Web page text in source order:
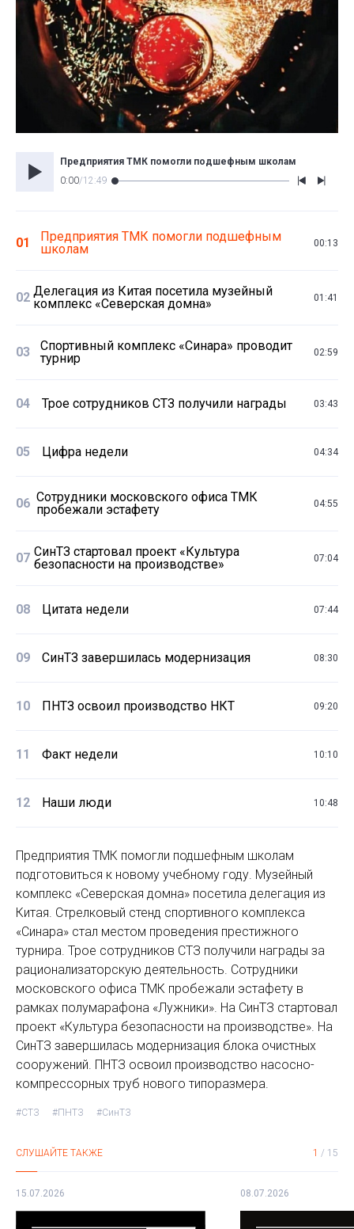
Предприятия ТМК помогли подшефным школам
0:00/12:49
01
Предприятия ТМК помогли подшефным
школам
00:13
02 Делегация из Китая посетила музейный
комплекс «Северская домна»
01:41
03
Спортивный комплекс «Синара» проводит
турнир
02:59
04 Трое сотрудников СТЗ получили награды 03:43
05 Цифра недели 04:34
06 Сотрудники московского офиса ТМК
пробежали эстафету
04:55
07 СинТЗ стартовал проект «Культура
безопасности на производстве»
07:04
08 Цитата недели 07:44
09 СинТЗ завершилась модернизация 08:30
10 ПНТЗ освоил производство НКТ 09:20
11 Факт недели 10:10
12 Наши люди 10:48
Предприятия ТМК помогли подшефным школам
подготовиться к новому учебному году. Музейный
комплекс «Северская домна» посетила делегация из
Китая. Стрелковый стенд спортивного комплекса
«Синара» стал местом проведения престижного
турнира. Трое сотрудников СТЗ получили награды за
рационализаторскую деятельность. Сотрудники
московского офиса ТМК пробежали эстафету в
рамках полумарафона «Лужники». На СинТЗ стартовал
проект «Культура безопасности на производстве». На
СинТЗ завершилась модернизация блока очистных
сооружений. ПНТЗ освоил производство насосно-
компрессорных труб нового типоразмера.
#СТЗ #ПНТЗ #СинТЗ
СЛУШАЙТЕ ТАКЖЕ 1 / 15
15.07.2026 08.07.2026